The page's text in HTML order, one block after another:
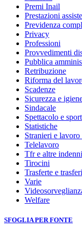
Premi Inail
Prestazioni
Previdenza
Privacy
Professioni
Provvedimenti
Pubblica
Retribuzione
Riforma del
Scadenze
Sicurezza e
Sindacale
Spettacolo e sport
Statistiche
Stranieri e lavoro
Telelavoro
Tfr e altre
Tirocini
Trasferte e
Varie
Welfare
SFOGLIA PER FONTE